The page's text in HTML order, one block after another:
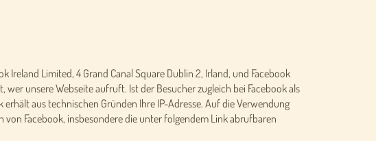
Ireland Limited, 4 Grand Canal Square Dublin 2, Irland, und Facebook
wer unsere Webseite aufruft. Ist der Besucher zugleich bei Facebook als
aus technischen Gründen Ihre IP-Adresse. Auf die Verwendung
Facebook, insbesondere die unter folgendem Link abrufbaren